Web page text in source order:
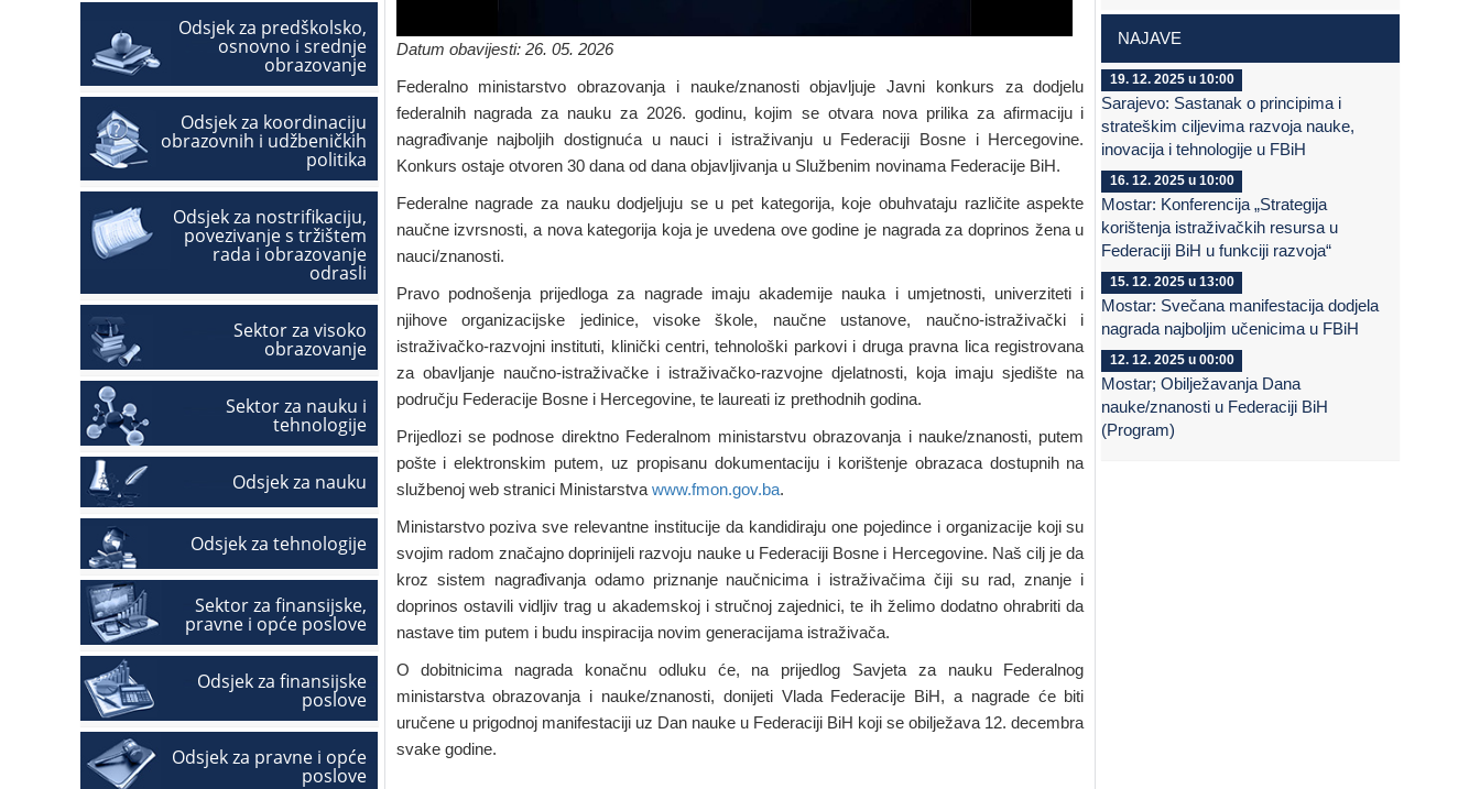
Odsjek za predškolsko,
osnovno i srednje
obrazovanje
Odsjek za koordinaciju
obrazovnih i udžbeničkih
politika
Odsjek za nostrifikaciju,
povezivanje s tržištem
rada i obrazovanje
odrasli
Sektor za visoko
obrazovanje
Sektor za nauku i
tehnologije
Odsjek za nauku
Odsjek za tehnologije
Sektor za finansijske,
pravne i opće poslove
Odsjek za finansijske
poslove
Odsjek za pravne i opće
poslove
Datum obavijesti: 26. 05. 2026
Federalno ministarstvo obrazovanja i nauke/znanosti objavljuje Javni konkurs za dodjelu
federalnih nagrada za nauku za 2026. godinu, kojim se otvara nova prilika za afirmaciju i
nagrađivanje najboljih dostignuća u nauci i istraživanju u Federaciji Bosne i Hercegovine.
Konkurs ostaje otvoren 30 dana od dana objavljivanja u Službenim novinama Federacije BiH.
Federalne nagrade za nauku dodjeljuju se u pet kategorija, koje obuhvataju različite aspekte
naučne izvrsnosti, a nova kategorija koja je uvedena ove godine je nagrada za doprinos žena u
nauci/znanosti.
Pravo podnošenja prijedloga za nagrade imaju akademije nauka i umjetnosti, univerziteti i
njihove organizacijske jedinice, visoke škole, naučne ustanove, naučno-istraživački i
istraživačko-razvojni instituti, klinički centri, tehnološki parkovi i druga pravna lica registrovana
za obavljanje naučno-istraživačke i istraživačko-razvojne djelatnosti, koja imaju sjedište na
području Federacije Bosne i Hercegovine, te laureati iz prethodnih godina.
Prijedlozi se podnose direktno Federalnom ministarstvu obrazovanja i nauke/znanosti, putem
pošte i elektronskim putem, uz propisanu dokumentaciju i korištenje obrazaca dostupnih na
službenoj web stranici Ministarstva www.fmon.gov.ba.
Ministarstvo poziva sve relevantne institucije da kandidiraju one pojedince i organizacije koji su
svojim radom značajno doprinijeli razvoju nauke u Federaciji Bosne i Hercegovine. Naš cilj je da
kroz sistem nagrađivanja odamo priznanje naučnicima i istraživačima čiji su rad, znanje i
doprinos ostavili vidljiv trag u akademskoj i stručnoj zajednici, te ih želimo dodatno ohrabriti da
nastave tim putem i budu inspiracija novim generacijama istraživača.
O dobitnicima nagrada konačnu odluku će, na prijedlog Savjeta za nauku Federalnog
ministarstva obrazovanja i nauke/znanosti, donijeti Vlada Federacije BiH, a nagrade će biti
uručene u prigodnoj manifestaciji uz Dan nauke u Federaciji BiH koji se obilježava 12. decembra
svake godine.
NAJAVE
19. 12. 2025 u 10:00
Sarajevo: Sastanak o principima i
strateškim ciljevima razvoja nauke,
inovacija i tehnologije u FBiH
16. 12. 2025 u 10:00
Mostar: Konferencija „Strategija
korištenja istraživačkih resursa u
Federaciji BiH u funkciji razvoja“
15. 12. 2025 u 13:00
Mostar: Svečana manifestacija dodjela
nagrada najboljim učenicima u FBiH
12. 12. 2025 u 00:00
Mostar; Obilježavanja Dana
nauke/znanosti u Federaciji BiH
(Program)